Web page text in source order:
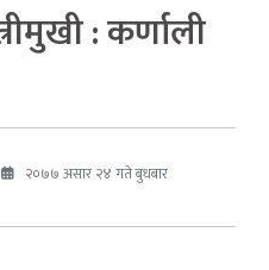
: कर्णाली
२०७७ असार २४ गते बुधबार